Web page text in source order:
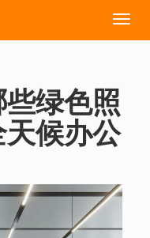
切
绿色照
候办公